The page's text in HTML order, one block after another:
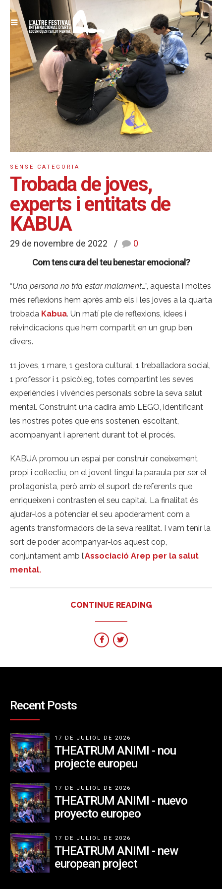
SENSE CATEGORIA
Trobada de joves,
experts i entitats de
KABUA
29 de novembre de 2022
0
Com tens cura del teu benestar emocional?
“Una persona no tria estar malament…”, aquesta i moltes
més reflexions hem après amb els i les joves a la quarta
trobada Kabua. Un matí ple de reflexions, idees i
reivindicacions que hem compartit en un grup ben
divers.
11 joves, 1 mare, 1 gestora cultural, 1 treballadora social,
1 professor i 1 psicòleg, totes compartint les seves
experiències i vivències personals sobre la seva salut
mental. Construint una cadira amb LEGO, identificant
les nostres potes que ens sostenen, escoltant,
acompanyant i aprenent durant tot el procés.
KABUA promou un espai per construir coneixement
propi i col·lectiu, on el jovent tingui la paraula per ser el
protagonista, però amb el suport de referents que
enriqueixen i contrasten el seu capital. La finalitat és
ajudar-los a potenciar el seu apoderament com a
agents transformadors de la seva realitat. I vam tenir la
sort de poder acompanyar-los aquest cop,
conjuntament amb l’Associació Arep per la salut
mental.
CONTINUE READING
Recent Posts
17 DE JULIOL DE 2026
THEATRUM ANIMI - nou
projecte europeu
17 DE JULIOL DE 2026
THEATRUM ANIMI - nuevo
proyecto europeo
17 DE JULIOL DE 2026
THEATRUM ANIMI - new
european project